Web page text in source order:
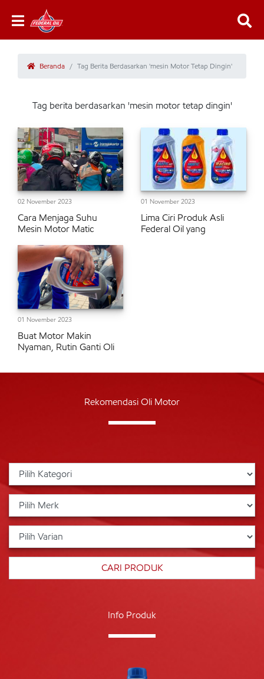
Beranda Tag Berita Berdasarkan 'mesin Motor Tetap Dingin'
Tag berita berdasarkan 'mesin motor tetap dingin'
02 November 2023
Cara Menjaga Suhu
Mesin Motor Matic
01 November 2023
Lima Ciri Produk Asli
Federal Oil yang
01 November 2023
Buat Motor Makin
Nyaman, Rutin Ganti Oli
Rekomendasi Oli Motor
Info Produk